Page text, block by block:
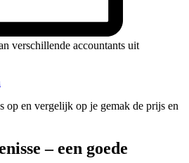
verschillende accountants uit
op en vergelijk op je gemak de prijs en
– een goede